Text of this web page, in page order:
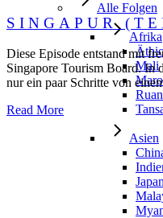
Alle Folgen
Afrika
Mali
Asien
Japan
SINGAPUR
Diese Episode entstand mit
Singapore Tourism Board. In
nur ein paar Schritte von
Read More